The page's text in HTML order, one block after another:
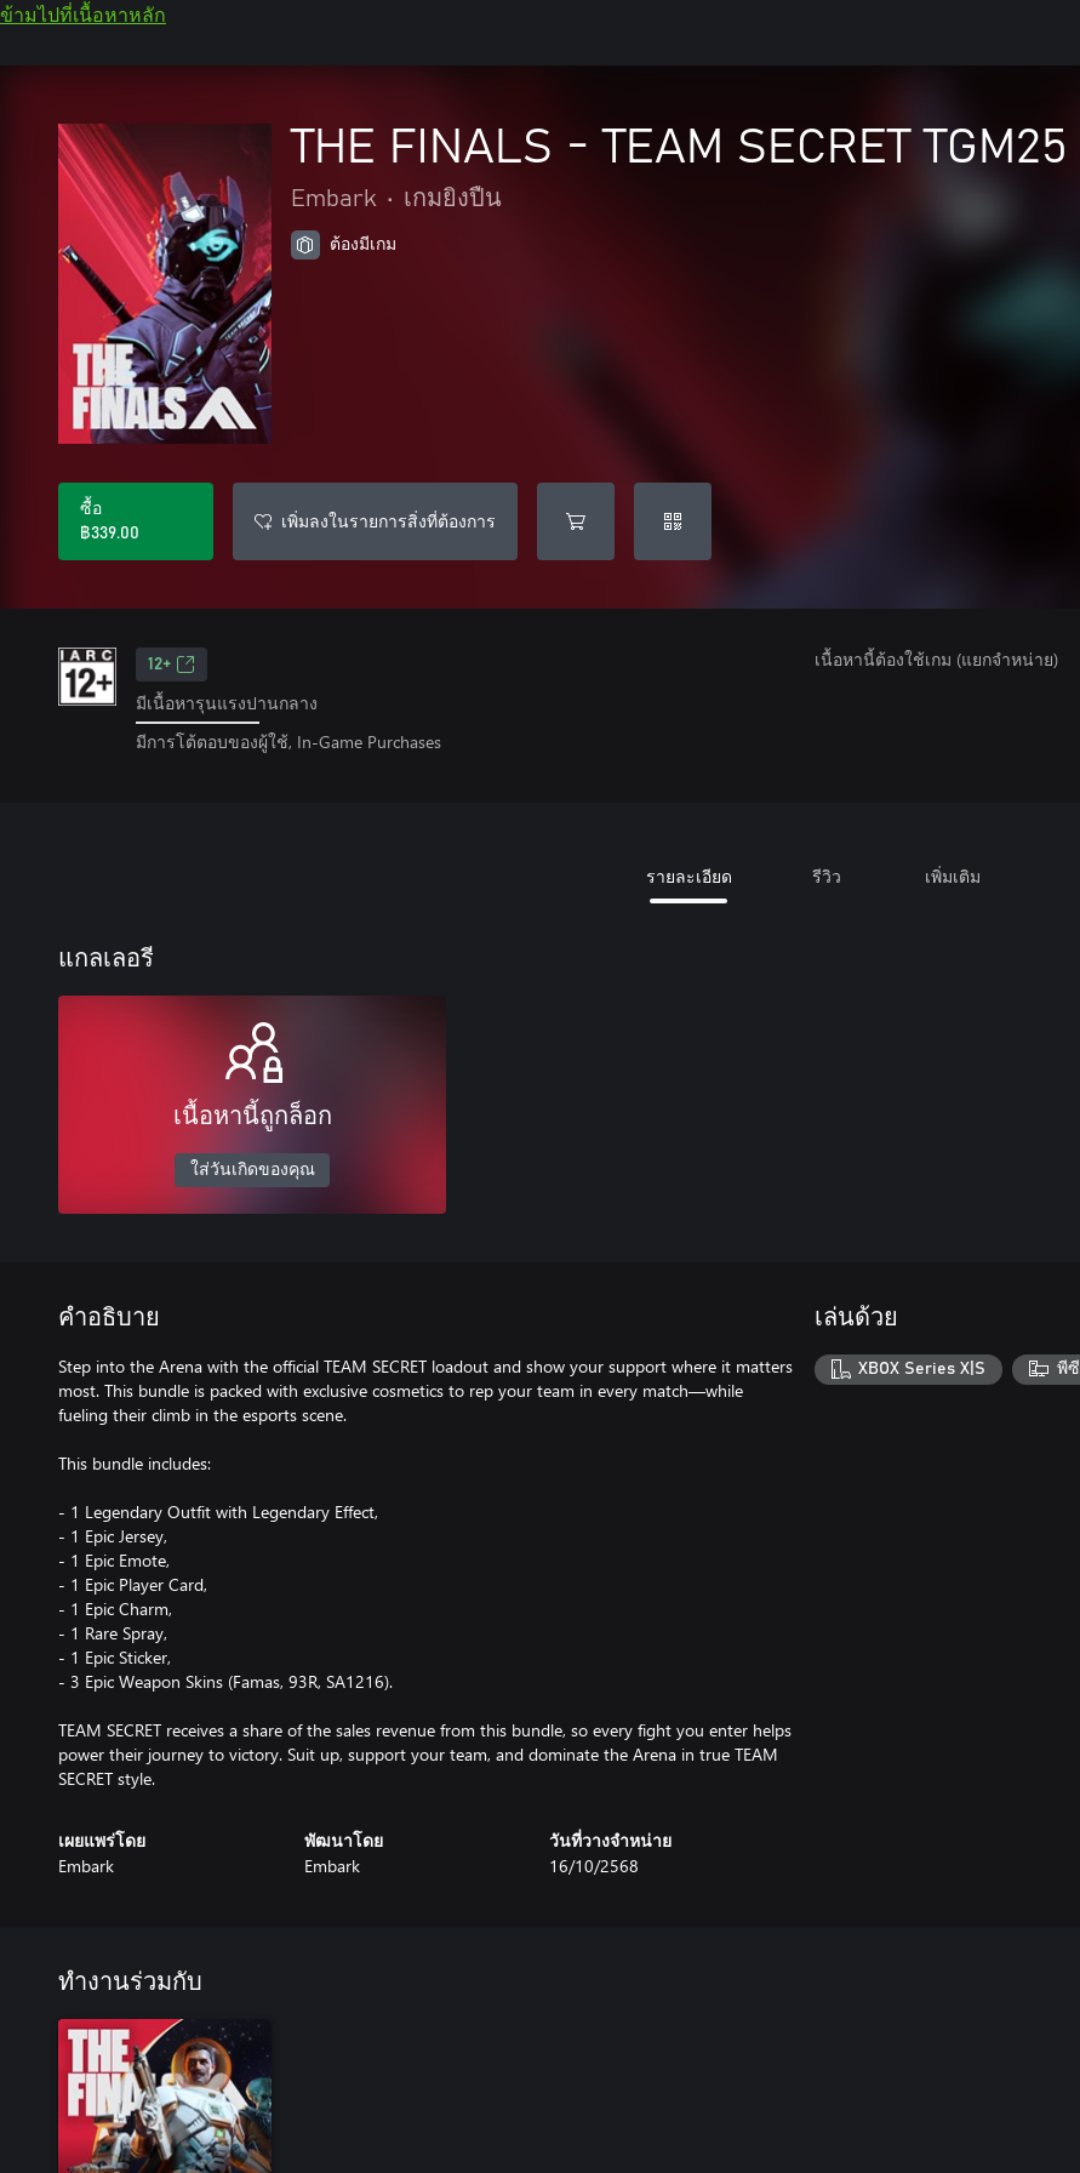
ข้ามไปที่เนื้อหาหลัก
THE FINALS - TEAM SECRET TGM25
Embark • เกมยิงปืน
ต้องมีเกม
ซื้อ
฿339.00
เพิ่มลงในรายการสิ่งที่ต้องการ
12+
มีเนื้อหารุนแรงปานกลาง
มีการโต้ตอบของผู้ใช้, In-Game Purchases
เนื้อหานี้ต้องใช้เกม (แยกจำหน่าย)
รายละเอียด รีวิว เพิ่มเติม
แกลเลอรี
เนื้อหานี้ถูกล็อก
ใส่วันเกิดของคุณ
คำอธิบาย
Step into the Arena with the official TEAM SECRET loadout and show your support where it matters
most. This bundle is packed with exclusive cosmetics to rep your team in every match—while
fueling their climb in the esports scene.
This bundle includes:
- 1 Legendary Outfit with Legendary Effect,
- 1 Epic Jersey,
- 1 Epic Emote,
- 1 Epic Player Card,
- 1 Epic Charm,
- 1 Rare Spray,
- 1 Epic Sticker,
- 3 Epic Weapon Skins (Famas, 93R, SA1216).
TEAM SECRET receives a share of the sales revenue from this bundle, so every fight you enter helps
power their journey to victory. Suit up, support your team, and dominate the Arena in true TEAM
SECRET style.
เผยแพร่โดย
Embark
พัฒนาโดย
Embark
วันที่วางจำหน่าย
16/10/2568
เล่นด้วย
XBOX Series X|S พีซี
ทำงานร่วมกับ